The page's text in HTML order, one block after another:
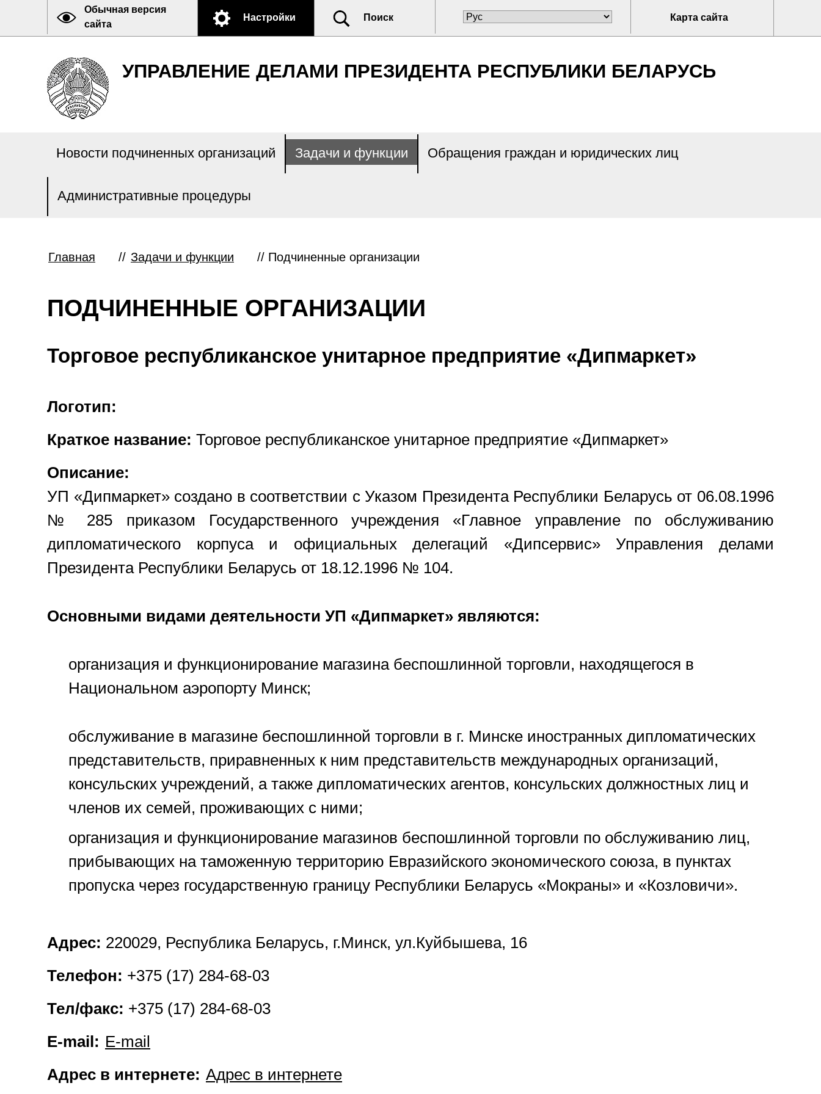
Обычная версия
сайта
Настройки Поиск Карта сайта
УПРАВЛЕНИЕ ДЕЛАМИ ПРЕЗИДЕНТА РЕСПУБЛИКИ БЕЛАРУСЬ
Новости подчиненных организаций Задачи и функции Обращения граждан и юридических лиц
Административные процедуры
Главная // Задачи и функции // Подчиненные организации
ПОДЧИНЕННЫЕ ОРГАНИЗАЦИИ
Торговое республиканское унитарное предприятие «Дипмаркет»
Логотип:
Краткое название: Торговое республиканское унитарное предприятие «Дипмаркет»
Описание:
УП «Дипмаркет» создано в соответствии с Указом Президента Республики Беларусь от 06.08.1996
№ 285 приказом Государственного учреждения «Главное управление по обслуживанию
дипломатического корпуса и официальных делегаций «Дипсервис» Управления делами
Президента Республики Беларусь от 18.12.1996 № 104.
Основными видами деятельности УП «Дипмаркет» являются:
организация и функционирование магазина беспошлинной торговли, находящегося в
Национальном аэропорту Минск;
обслуживание в магазине беспошлинной торговли в г. Минске иностранных дипломатических
представительств, приравненных к ним представительств международных организаций,
консульских учреждений, а также дипломатических агентов, консульских должностных лиц и
членов их семей, проживающих с ними;
организация и функционирование магазинов беспошлинной торговли по обслуживанию лиц,
прибывающих на таможенную территорию Евразийского экономического союза, в пунктах
пропуска через государственную границу Республики Беларусь «Мокраны» и «Козловичи».
Адрес: 220029, Республика Беларусь, г.Минск, ул.Куйбышева, 16
Телефон: +375 (17) 284-68-03
Тел/факс: +375 (17) 284-68-03
E-mail: E-mail
Адрес в интернете: Адрес в интернете